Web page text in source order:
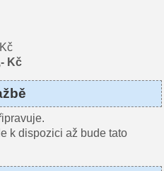
Kč
k dispozici až bude tato